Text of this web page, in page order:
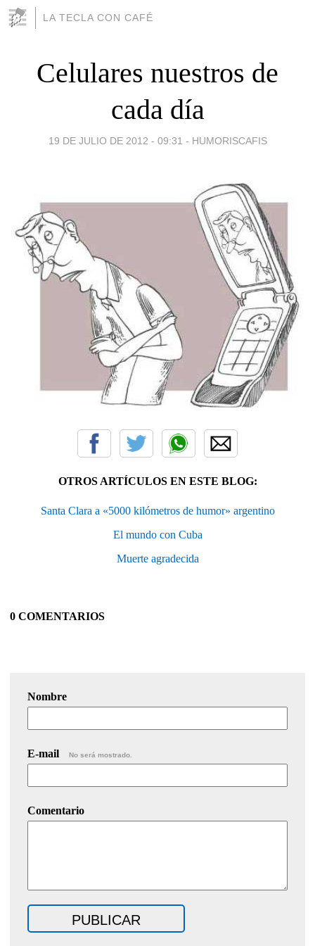
LA TECLA CON CAFÉ
Celulares nuestros de
cada día
19 DE JULIO DE 2012 - 09:31 - HUMORISCAFIS
OTROS ARTÍCULOS EN ESTE BLOG:
Santa Clara a «5000 kilómetros de humor» argentino
El mundo con Cuba
Muerte agradecida
0 COMENTARIOS
Nombre
E-mail No será mostrado.
Comentario